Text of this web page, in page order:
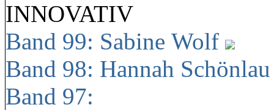
INNOVATIV
Band 99: Sabine Wolf
Band 98: Hannah
Band 97: